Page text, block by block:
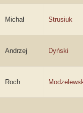
Michał Strusiuk
Andrzej Dyński
Roch